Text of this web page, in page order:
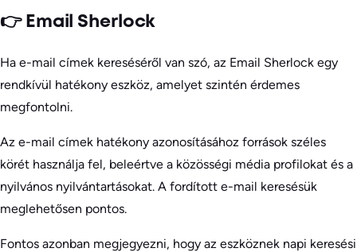
👉 Email Sherlock
Ha e-mail címek kereséséről van szó, az Email Sherlock egy
rendkívül hatékony eszköz, amelyet szintén érdemes
megfontolni.
Az e-mail címek hatékony azonosításához források széles
körét használja fel, beleértve a közösségi média profilokat és a
nyilvános nyilvántartásokat. A fordított e-mail keresésük
meglehetősen pontos.
Fontos azonban megjegyezni, hogy az eszköznek napi keresési